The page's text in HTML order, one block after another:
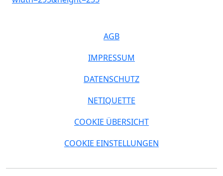
AGB
IMPRESSUM
DATENSCHUTZ
NETIQUETTE
COOKIE ÜBERSICHT
COOKIE EINSTELLUNGEN